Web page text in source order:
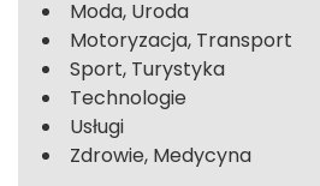
Moda, Uroda
Motoryzacja, Transport
Sport, Turystyka
Technologie
Usługi
Zdrowie, Medycyna